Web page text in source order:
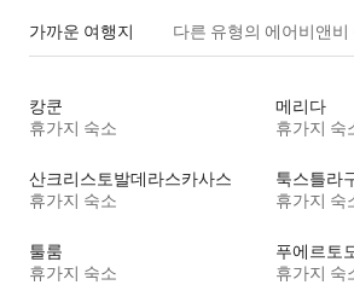
가까운 여행지 다른 유형의 에어비앤비
캉쿤
휴가지 숙소
메리다
휴가지 숙
산크리스토발데라스카사스
휴가지 숙소
툭스틀라
휴가지 숙
툴룸
휴가지 숙소
푸에르토
휴가지 숙